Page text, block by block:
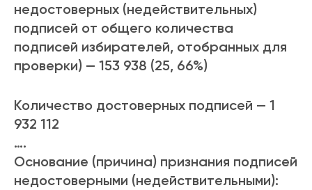
недостоверных (недействительных)
подписей от общего количества
подписей избирателей, отобранных для
проверки) — 153 938 (25, 66%)
Количество достоверных подписей — 1
932 112
….
Основание (причина) признания подписей
недостоверными (недействительными):